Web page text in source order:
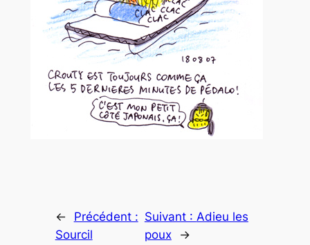
←
Précédent :
Sourcil
Suivant : Adieu les
poux
→